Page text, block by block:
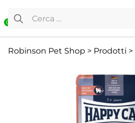
0
Ricerca per:
Robinson Pet Shop > Prodotti >